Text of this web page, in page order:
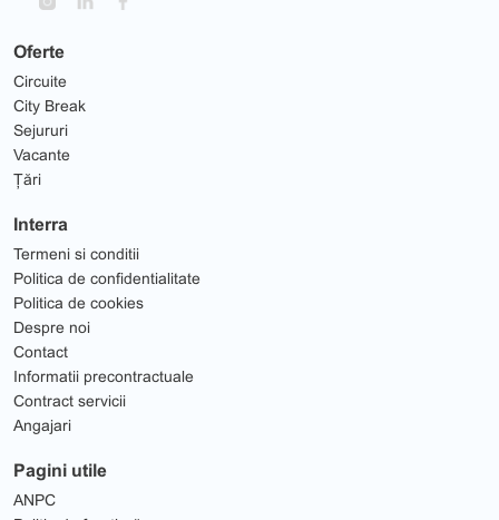
Oferte
Circuite
City Break
Sejururi
Vacante
Țări
Interra
Termeni si conditii
Politica de confidentialitate
Politica de cookies
Despre noi
Contact
Informatii precontractuale
Contract servicii
Angajari
Pagini utile
ANPC